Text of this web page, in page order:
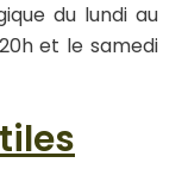
du lundi au
et le samedi